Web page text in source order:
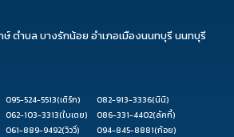
ษ์ ตำบล บางรักน้อย อำเภอเมืองนนทบุรี นนทบุรี
095-524-5513(เติร์ก) 082-913-3336(นินิ)
062-103-3313(ใบเตย) 086-331-4402(ลัคกี้)
061-889-9492(วิววี่) 094-845-8881(ก้อย)